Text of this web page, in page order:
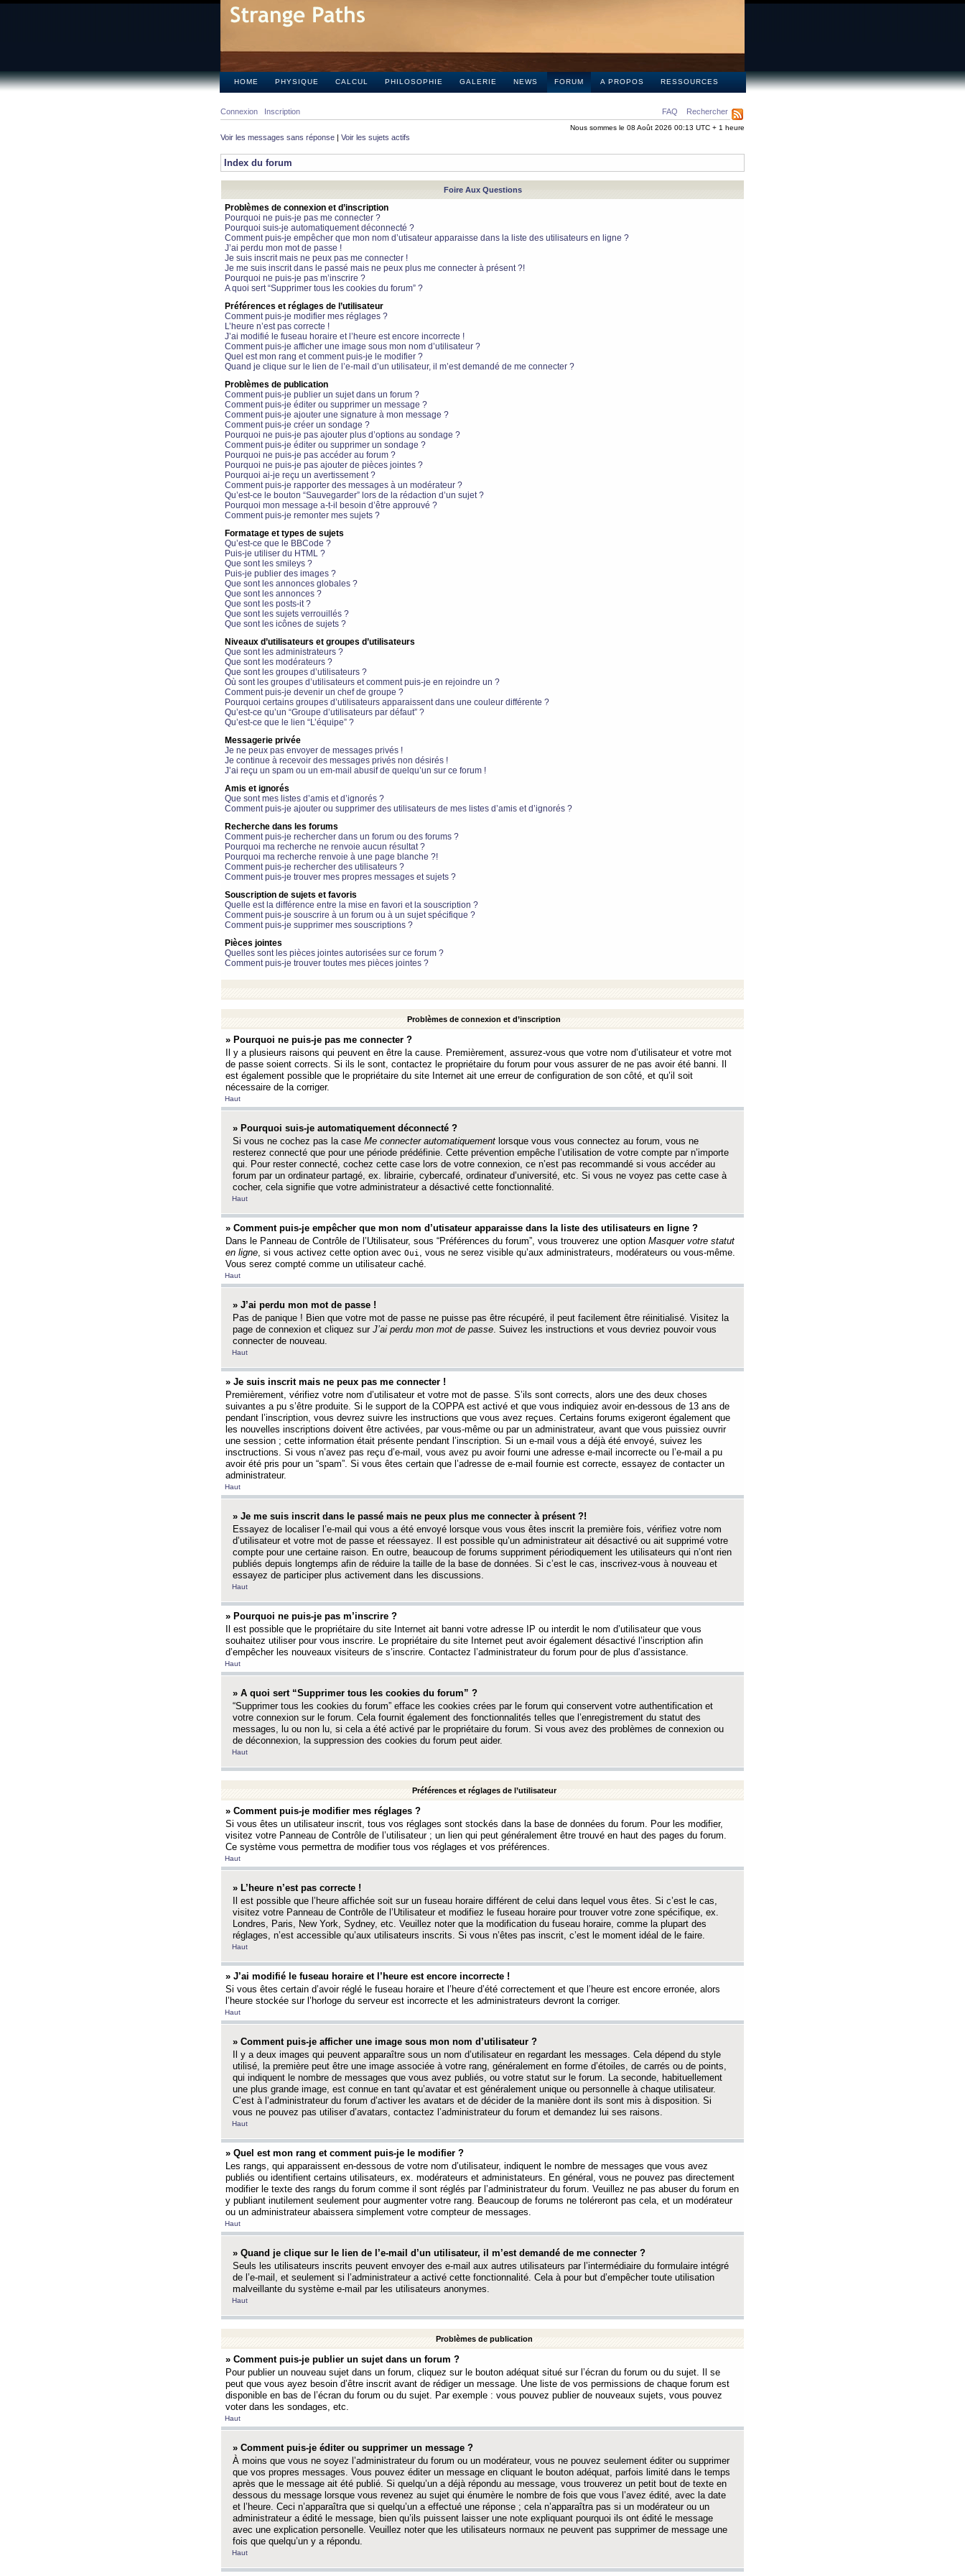
HOME PHYSIQUE CALCUL PHILOSOPHIE GALERIE NEWS FORUM A PROPOS RESSOURCES
FAQ Rechercher
Connexion Inscription
Nous sommes le 08 Août 2026 00:13 UTC + 1 heure
Voir les messages sans réponse | Voir les sujets actifs
Index du forum
Foire Aux Questions
Problèmes de connexion et d’inscription
Pourquoi ne puis-je pas me connecter ?
Pourquoi suis-je automatiquement déconnecté ?
Comment puis-je empêcher que mon nom d’utisateur apparaisse dans la liste des utilisateurs en ligne ?
J’ai perdu mon mot de passe !
Je suis inscrit mais ne peux pas me connecter !
Je me suis inscrit dans le passé mais ne peux plus me connecter à présent ?!
Pourquoi ne puis-je pas m’inscrire ?
A quoi sert “Supprimer tous les cookies du forum” ?
Préférences et réglages de l’utilisateur
Comment puis-je modifier mes réglages ?
L’heure n’est pas correcte !
J’ai modifié le fuseau horaire et l’heure est encore incorrecte !
Comment puis-je afficher une image sous mon nom d’utilisateur ?
Quel est mon rang et comment puis-je le modifier ?
Quand je clique sur le lien de l’e-mail d’un utilisateur, il m’est demandé de me connecter ?
Problèmes de publication
Comment puis-je publier un sujet dans un forum ?
Comment puis-je éditer ou supprimer un message ?
Comment puis-je ajouter une signature à mon message ?
Comment puis-je créer un sondage ?
Pourquoi ne puis-je pas ajouter plus d’options au sondage ?
Comment puis-je éditer ou supprimer un sondage ?
Pourquoi ne puis-je pas accéder au forum ?
Pourquoi ne puis-je pas ajouter de pièces jointes ?
Pourquoi ai-je reçu un avertissement ?
Comment puis-je rapporter des messages à un modérateur ?
Qu’est-ce le bouton “Sauvegarder” lors de la rédaction d’un sujet ?
Pourquoi mon message a-t-il besoin d’être approuvé ?
Comment puis-je remonter mes sujets ?
Formatage et types de sujets
Qu’est-ce que le BBCode ?
Puis-je utiliser du HTML ?
Que sont les smileys ?
Puis-je publier des images ?
Que sont les annonces globales ?
Que sont les annonces ?
Que sont les posts-it ?
Que sont les sujets verrouillés ?
Que sont les icônes de sujets ?
Niveaux d’utilisateurs et groupes d’utilisateurs
Que sont les administrateurs ?
Que sont les modérateurs ?
Que sont les groupes d’utilisateurs ?
Où sont les groupes d’utilisateurs et comment puis-je en rejoindre un ?
Comment puis-je devenir un chef de groupe ?
Pourquoi certains groupes d’utilisateurs apparaissent dans une couleur différente ?
Qu’est-ce qu’un “Groupe d’utilisateurs par défaut” ?
Qu’est-ce que le lien “L’équipe” ?
Messagerie privée
Je ne peux pas envoyer de messages privés !
Je continue à recevoir des messages privés non désirés !
J’ai reçu un spam ou un em-mail abusif de quelqu’un sur ce forum !
Amis et ignorés
Que sont mes listes d’amis et d’ignorés ?
Comment puis-je ajouter ou supprimer des utilisateurs de mes listes d’amis et d’ignorés ?
Recherche dans les forums
Comment puis-je rechercher dans un forum ou des forums ?
Pourquoi ma recherche ne renvoie aucun résultat ?
Pourquoi ma recherche renvoie à une page blanche ?!
Comment puis-je rechercher des utilisateurs ?
Comment puis-je trouver mes propres messages et sujets ?
Souscription de sujets et favoris
Quelle est la différence entre la mise en favori et la souscription ?
Comment puis-je souscrire à un forum ou à un sujet spécifique ?
Comment puis-je supprimer mes souscriptions ?
Pièces jointes
Quelles sont les pièces jointes autorisées sur ce forum ?
Comment puis-je trouver toutes mes pièces jointes ?
Problèmes de connexion et d’inscription
» Pourquoi ne puis-je pas me connecter ?
Il y a plusieurs raisons qui peuvent en être la cause. Premièrement, assurez-vous que votre nom d’utilisateur et votre mot
de passe soient corrects. Si ils le sont, contactez le propriétaire du forum pour vous assurer de ne pas avoir été banni. Il
est également possible que le propriétaire du site Internet ait une erreur de configuration de son côté, et qu’il soit
nécessaire de la corriger.
Haut
» Pourquoi suis-je automatiquement déconnecté ?
Si vous ne cochez pas la case Me connecter automatiquement lorsque vous vous connectez au forum, vous ne
resterez connecté que pour une période prédéfinie. Cette prévention empêche l’utilisation de votre compte par n’importe
qui. Pour rester connecté, cochez cette case lors de votre connexion, ce n’est pas recommandé si vous accéder au
forum par un ordinateur partagé, ex. librairie, cybercafé, ordinateur d’université, etc. Si vous ne voyez pas cette case à
cocher, cela signifie que votre administrateur a désactivé cette fonctionnalité.
Haut
» Comment puis-je empêcher que mon nom d’utisateur apparaisse dans la liste des utilisateurs en ligne ?
Dans le Panneau de Contrôle de l’Utilisateur, sous “Préférences du forum”, vous trouverez une option Masquer votre statut
en ligne, si vous activez cette option avec Oui , vous ne serez visible qu’aux administrateurs, modérateurs ou vous-même.
Vous serez compté comme un utilisateur caché.
Haut
» J’ai perdu mon mot de passe !
Pas de panique ! Bien que votre mot de passe ne puisse pas être récupéré, il peut facilement être réinitialisé. Visitez la
page de connexion et cliquez sur J’ai perdu mon mot de passe. Suivez les instructions et vous devriez pouvoir vous
connecter de nouveau.
Haut
» Je suis inscrit mais ne peux pas me connecter !
Premièrement, vérifiez votre nom d’utilisateur et votre mot de passe. S’ils sont corrects, alors une des deux choses
suivantes a pu s’être produite. Si le support de la COPPA est activé et que vous indiquiez avoir en-dessous de 13 ans de
pendant l’inscription, vous devrez suivre les instructions que vous avez reçues. Certains forums exigeront également que
les nouvelles inscriptions doivent être activées, par vous-même ou par un administrateur, avant que vous puissiez ouvrir
une session ; cette information était présente pendant l’inscription. Si un e-mail vous a déjà été envoyé, suivez les
insctructions. Si vous n’avez pas reçu d’e-mail, vous avez pu avoir fourni une adresse e-mail incorrecte ou l’e-mail a pu
avoir été pris pour un “spam”. Si vous êtes certain que l’adresse de e-mail fournie est correcte, essayez de contacter un
administrateur.
Haut
» Je me suis inscrit dans le passé mais ne peux plus me connecter à présent ?!
Essayez de localiser l’e-mail qui vous a été envoyé lorsque vous vous êtes inscrit la première fois, vérifiez votre nom
d’utilisateur et votre mot de passe et réessayez. Il est possible qu’un administrateur ait désactivé ou ait supprimé votre
compte pour une certaine raison. En outre, beaucoup de forums suppriment périodiquement les utilisateurs qui n’ont rien
publiés depuis longtemps afin de réduire la taille de la base de données. Si c’est le cas, inscrivez-vous à nouveau et
essayez de participer plus activement dans les discussions.
Haut
» Pourquoi ne puis-je pas m’inscrire ?
Il est possible que le propriétaire du site Internet ait banni votre adresse IP ou interdit le nom d’utilisateur que vous
souhaitez utiliser pour vous inscrire. Le propriétaire du site Internet peut avoir également désactivé l’inscription afin
d’empêcher les nouveaux visiteurs de s’inscrire. Contactez l’administrateur du forum pour de plus d’assistance.
Haut
» A quoi sert “Supprimer tous les cookies du forum” ?
“Supprimer tous les cookies du forum” efface les cookies crées par le forum qui conservent votre authentification et
votre connexion sur le forum. Cela fournit également des fonctionnalités telles que l’enregistrement du statut des
messages, lu ou non lu, si cela a été activé par le propriétaire du forum. Si vous avez des problèmes de connexion ou
de déconnexion, la suppression des cookies du forum peut aider.
Haut
Préférences et réglages de l’utilisateur
» Comment puis-je modifier mes réglages ?
Si vous êtes un utilisateur inscrit, tous vos réglages sont stockés dans la base de données du forum. Pour les modifier,
visitez votre Panneau de Contrôle de l’utilisateur ; un lien qui peut généralement être trouvé en haut des pages du forum.
Ce système vous permettra de modifier tous vos réglages et vos préférences.
Haut
» L’heure n’est pas correcte !
Il est possible que l’heure affichée soit sur un fuseau horaire différent de celui dans lequel vous êtes. Si c’est le cas,
visitez votre Panneau de Contrôle de l’Utilisateur et modifiez le fuseau horaire pour trouver votre zone spécifique, ex.
Londres, Paris, New York, Sydney, etc. Veuillez noter que la modification du fuseau horaire, comme la plupart des
réglages, n’est accessible qu’aux utilisateurs inscrits. Si vous n’êtes pas inscrit, c’est le moment idéal de le faire.
Haut
» J’ai modifié le fuseau horaire et l’heure est encore incorrecte !
Si vous êtes certain d’avoir réglé le fuseau horaire et l’heure d’été correctement et que l’heure est encore erronée, alors
l’heure stockée sur l’horloge du serveur est incorrecte et les administrateurs devront la corriger.
Haut
» Comment puis-je afficher une image sous mon nom d’utilisateur ?
Il y a deux images qui peuvent apparaître sous un nom d’utilisateur en regardant les messages. Cela dépend du style
utilisé, la première peut être une image associée à votre rang, généralement en forme d’étoiles, de carrés ou de points,
qui indiquent le nombre de messages que vous avez publiés, ou votre statut sur le forum. La seconde, habituellement
une plus grande image, est connue en tant qu’avatar et est généralement unique ou personnelle à chaque utilisateur.
C’est à l’administrateur du forum d’activer les avatars et de décider de la manière dont ils sont mis à disposition. Si
vous ne pouvez pas utiliser d’avatars, contactez l’administrateur du forum et demandez lui ses raisons.
Haut
» Quel est mon rang et comment puis-je le modifier ?
Les rangs, qui apparaissent en-dessous de votre nom d’utilisateur, indiquent le nombre de messages que vous avez
publiés ou identifient certains utilisateurs, ex. modérateurs et administateurs. En général, vous ne pouvez pas directement
modifier le texte des rangs du forum comme il sont réglés par l’administrateur du forum. Veuillez ne pas abuser du forum en
y publiant inutilement seulement pour augmenter votre rang. Beaucoup de forums ne toléreront pas cela, et un modérateur
ou un administrateur abaissera simplement votre compteur de messages.
Haut
» Quand je clique sur le lien de l’e-mail d’un utilisateur, il m’est demandé de me connecter ?
Seuls les utilisateurs inscrits peuvent envoyer des e-mail aux autres utilisateurs par l’intermédiaire du formulaire intégré
de l’e-mail, et seulement si l’administrateur a activé cette fonctionnalité. Cela à pour but d’empêcher toute utilisation
malveillante du système e-mail par les utilisateurs anonymes.
Haut
Problèmes de publication
» Comment puis-je publier un sujet dans un forum ?
Pour publier un nouveau sujet dans un forum, cliquez sur le bouton adéquat situé sur l’écran du forum ou du sujet. Il se
peut que vous ayez besoin d’être inscrit avant de rédiger un message. Une liste de vos permissions de chaque forum est
disponible en bas de l’écran du forum ou du sujet. Par exemple : vous pouvez publier de nouveaux sujets, vous pouvez
voter dans les sondages, etc.
Haut
» Comment puis-je éditer ou supprimer un message ?
À moins que vous ne soyez l’administrateur du forum ou un modérateur, vous ne pouvez seulement éditer ou supprimer
que vos propres messages. Vous pouvez éditer un message en cliquant le bouton adéquat, parfois limité dans le temps
après que le message ait été publié. Si quelqu’un a déjà répondu au message, vous trouverez un petit bout de texte en
dessous du message lorsque vous revenez au sujet qui énumère le nombre de fois que vous l’avez édité, avec la date
et l’heure. Ceci n’apparaîtra que si quelqu’un a effectué une réponse ; cela n’apparaîtra pas si un modérateur ou un
administrateur a édité le message, bien qu’ils puissent laisser une note expliquant pourquoi ils ont édité le message
avec une explication personelle. Veuillez noter que les utilisateurs normaux ne peuvent pas supprimer de message une
fois que quelqu’un y a répondu.
Haut